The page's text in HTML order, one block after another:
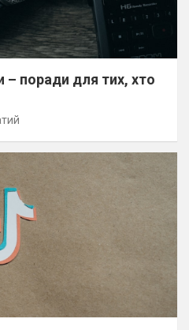
– поради для тих, хто